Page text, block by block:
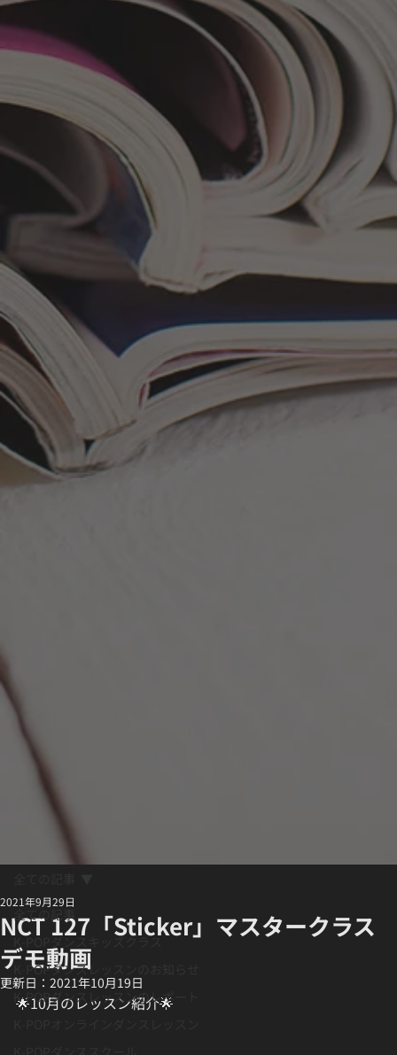
全ての記事
K-POPダンスキッズクラス
K-POPダンスレッスンのお知らせ
K-POPダンスレッスンのレポート
NCT 127「Sticker」マスタークラス
デモ動画
2021年9月29日
更新日： 2021年10月19日
🌟10月のレッスン紹介🌟